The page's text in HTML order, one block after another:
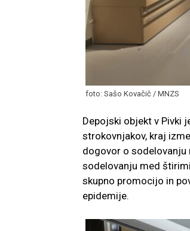
foto: Sašo Kovačič / MNZS
Depojski objekt v Pivki
strokovnjakov, kraj
dogovor o sodelovanju
sodelovanju med
skupno promocijo in
epidemije.